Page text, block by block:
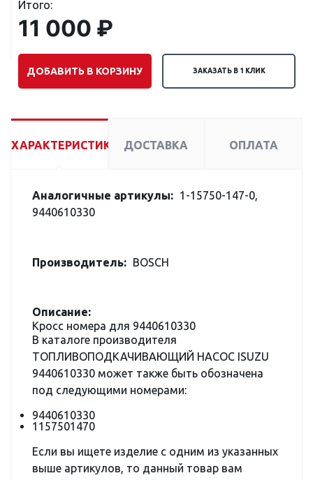
Итого:
11 000 ₽
ДОБАВИТЬ В КОРЗИНУ ЗАКАЗАТЬ В 1 КЛИК
ХАРАКТЕРИСТИКИ ДОСТАВКА ОПЛАТА
Аналогичные артикулы: 1-15750-147-0,
9440610330
Производитель: BOSCH
Описание:
Кросс номера для 9440610330
В каталоге производителя
ТОПЛИВОПОДКАЧИВАЮЩИЙ НАСОС ISUZU
9440610330 может также быть обозначена
под следующими номерами:
9440610330
1157501470
Если вы ищете изделие с одним из указанных
выше артикулов, то данный товар вам